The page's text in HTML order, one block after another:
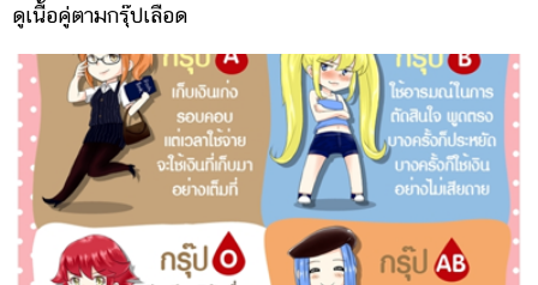
ดูเนื้อคู่ตามกรุ๊ปเลือด